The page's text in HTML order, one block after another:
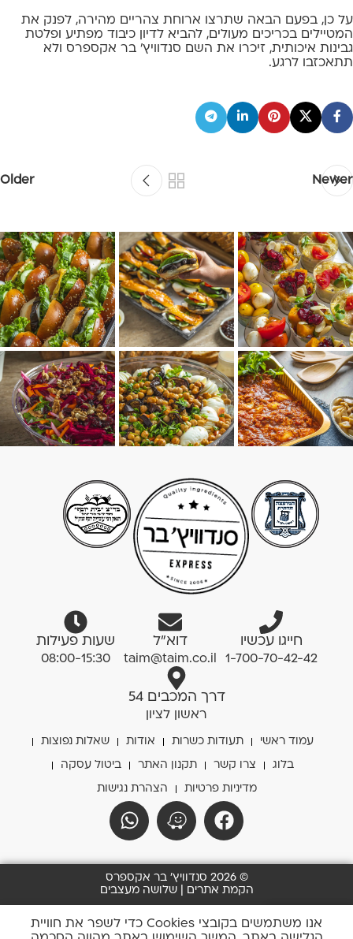
על כן, בפעם הבאה שתרצו ארוחת צהריים מהירה, לפנק את
המטיילים בכריכים מעולים, להביא לדיון כיבוד מפתיע ופלטת
גבינות איכותית, זיכרו את השם סנדוויץ' בר אקספרס ולא
תתאכזבו לרגע.
Newer
Older
חייגו עכשיו
1-700-70-42-42
דוא”ל
taim@taim.co.il
שעות פעילות
08:00-15:30
דרך המכבים 54
ראשון לציון
עמוד ראשי תעודות כשרות אודות שאלות נפוצות
בלוג צרו קשר תקנון האתר ביטול עסקה
מדיניות פרטיות הצהרת נגישות
© 2026 סנדוויץ' בר אקספרס
הקמת אתרים | שלושה מעצבים
אנו משתמשים בקובצי Cookies כדי לשפר את חוויית
החשבון שלי
חייגו אלינוכתבו לנונווטו אלינו